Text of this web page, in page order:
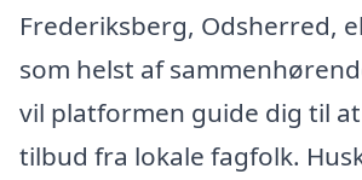
Frederiksberg, Odsherred,
som helst af
vil platformen guide dig til
tilbud fra lokale fagfolk.